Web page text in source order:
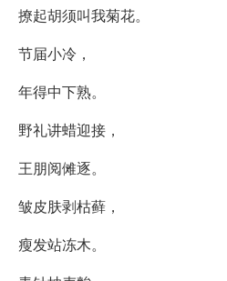
撩起胡须叫我菊花。
节届小冷，
年得中下熟。
野礼讲蜡迎接，
王朋阅傩逐。
皱皮肤剥枯藓，
瘦发站冻木。